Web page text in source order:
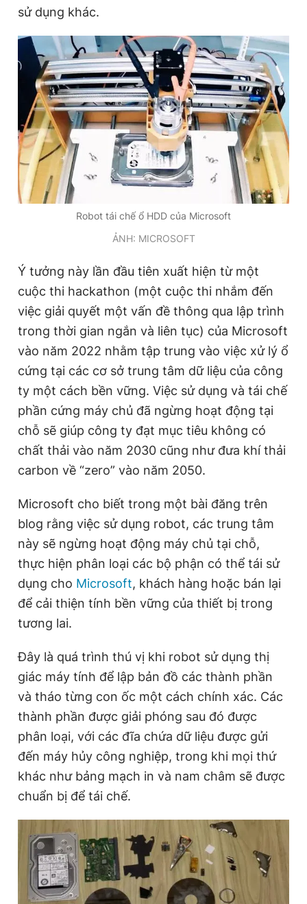
Theo dõi báo trên
Hotline
0906 645 777
Liên hệ quảng cáo
0908 780 404
Đặt báo Quảng cáo RSS Tòa soạn Chính sách bảo
Tổng biên tập: Nguyễn Ngọc Toàn
Phó tổng biên tập thường trực: Hải Thành
Phó tổng biên tập: Lâm Hiếu Dũng
Phó tổng biên tập: Trần Việt Hưng
© 2003-2026 Bản quyền thuộc về Báo Thanh Niên. Cấm sao
chép dưới mọi hình thức nếu không có sự chấp thuận bằng văn
bản. Phát triển bởi ePi Technologies, JSC.
sử dụng khác.
Robot tái chế ổ HDD của Microsoft
ẢNH: MICROSOFT
Ý tưởng này lần đầu tiên xuất hiện từ một
cuộc thi hackathon (một cuộc thi nhắm đến
việc giải quyết một vấn đề thông qua lập trình
trong thời gian ngắn và liên tục) của Microsoft
vào năm 2022 nhằm tập trung vào việc xử lý ổ
cứng tại các cơ sở trung tâm dữ liệu của công
ty một cách bền vững. Việc sử dụng và tái chế
phần cứng máy chủ đã ngừng hoạt động tại
chỗ sẽ giúp công ty đạt mục tiêu không có
chất thải vào năm 2030 cũng như đưa khí thải
carbon về “zero” vào năm 2050.
Microsoft cho biết trong một bài đăng trên
blog rằng việc sử dụng robot, các trung tâm
này sẽ ngừng hoạt động máy chủ tại chỗ,
thực hiện phân loại các bộ phận có thể tái sử
dụng cho Microsoft, khách hàng hoặc bán lại
để cải thiện tính bền vững của thiết bị trong
tương lai.
Đây là quá trình thú vị khi robot sử dụng thị
giác máy tính để lập bản đồ các thành phần
và tháo từng con ốc một cách chính xác. Các
thành phần được giải phóng sau đó được
phân loại, với các đĩa chứa dữ liệu được gửi
đến máy hủy công nghiệp, trong khi mọi thứ
khác như bảng mạch in và nam châm sẽ được
chuẩn bị để tái chế.